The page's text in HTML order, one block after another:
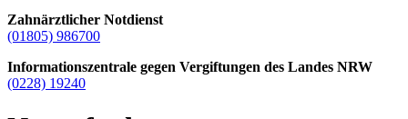
Zahnärztlicher Notdienst
(01805) 986700
Informationszentrale gegen Vergiftungen des Landes NRW
(0228) 19240